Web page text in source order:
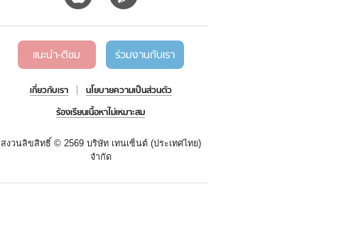
แนะนำ-ติชม ร่วมงานกับเรา
เกี่ยวกับเรา
นโยบายความเป็นส่วนตัว
ร้องเรียนเนื้อหาไม่เหมาะสม
สงวนลิขสิทธิ์ © 2569 บริษัท เทนเซ็นต์ (ประเทศไทย)
จำกัด